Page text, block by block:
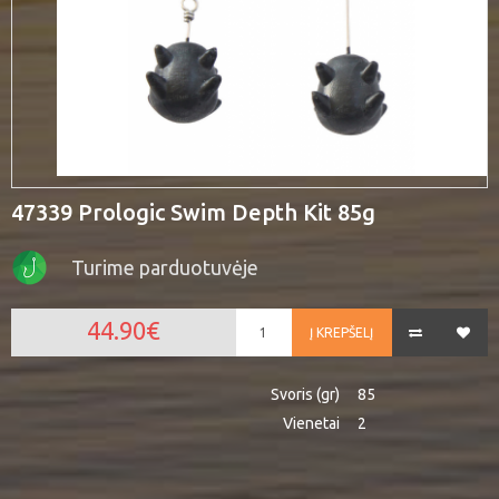
47339 Prologic Swim Depth Kit 85g
Turime parduotuvėje
Į KREPŠELĮ
44.90€
Svoris (gr)
85
Vienetai
2